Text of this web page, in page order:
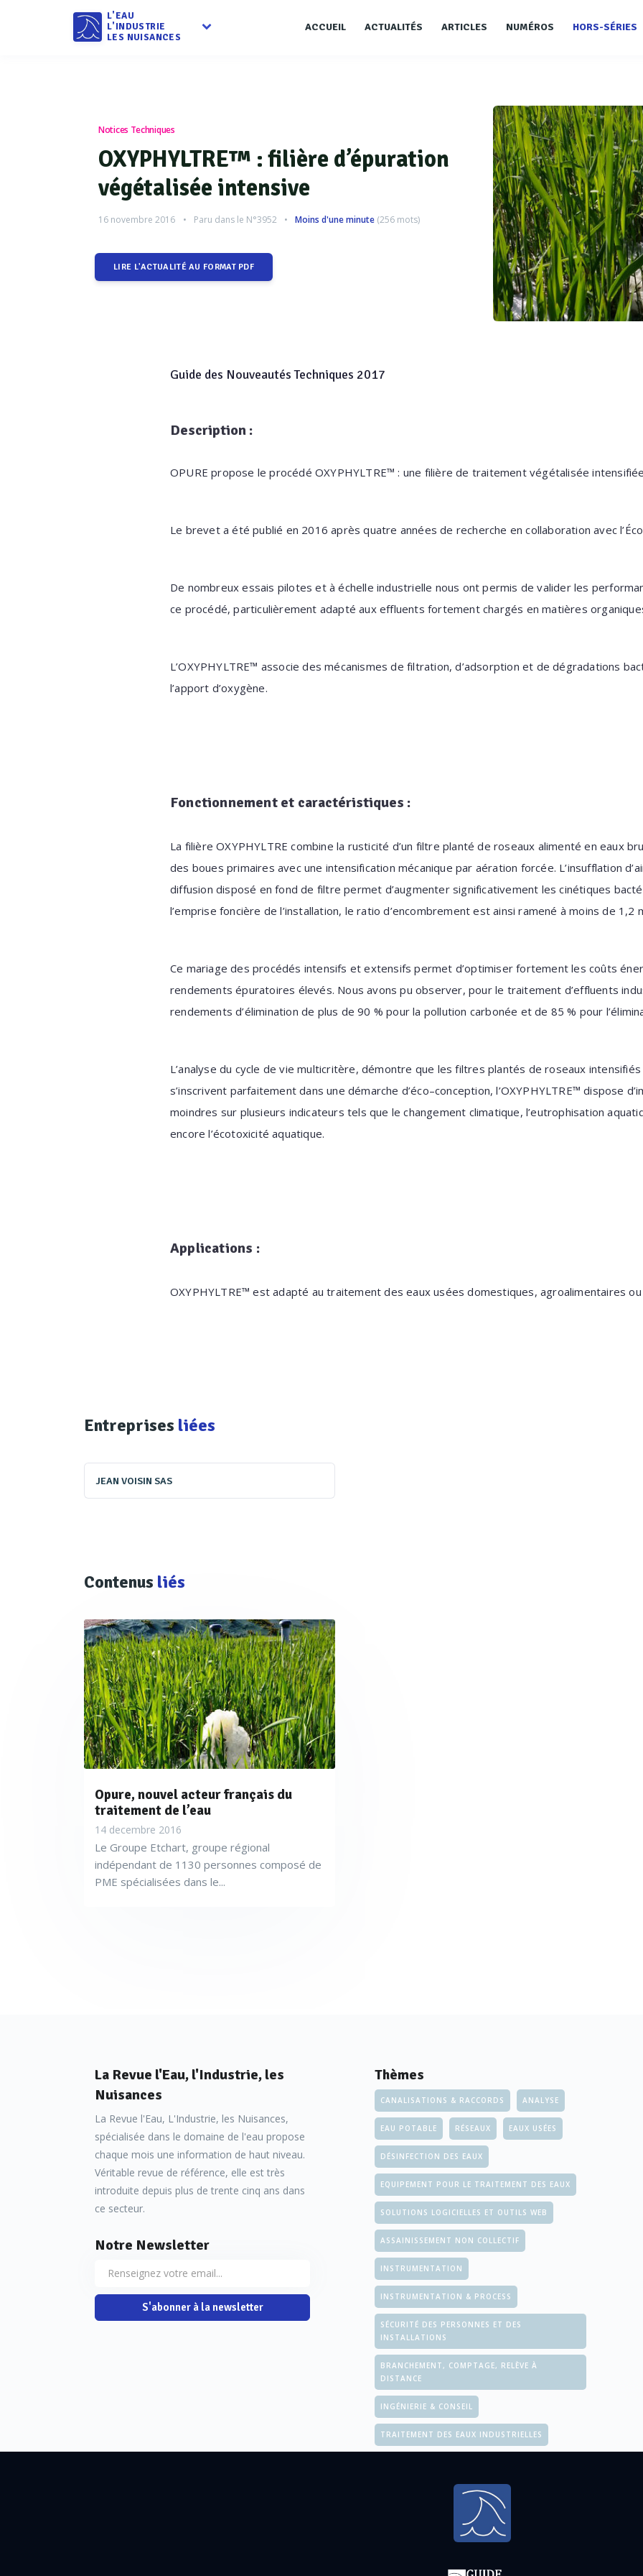
L'EAU
L'INDUSTRIE
LES NUISANCES
ACCUEIL ACTUALITÉS ARTICLES NUMÉROS HORS-SÉRIES
Notices Techniques
OXYPHYLTRE™ : filière d’épuration
végétalisée intensive
16 novembre 2016 Paru dans le N°3952 Moins d'une minute (256 mots)
LIRE L'ACTUALITÉ AU FORMAT PDF
Guide des Nouveautés Techniques 2017
Description :
OPURE propose le procédé OXYPHYLTRE™ : une filière de traitement végétalisée
Le brevet a été publié en 2016 après quatre annéesde recherche en collaboration avec
De nombreux essais pilotes et à échelle industrielle nous ont permis de valider les
ce procédé, particulièrement adapté aux effluents fortement chargés en matières
L’OXYPHYLTRE™ associe des mécanismes de filtration,d’adsorption et de dégradations
l’apport d’oxygène.
Fonctionnement et caractéristiques :
La filière OXYPHYLTRE combine la rusticité d’un filtre planté de roseaux alimenté en eaux
des boues primaires avec une intensification mécanique par aération forcée. L’insufflation
diffusion disposé en fond de filtre permet d’augmenter significativement lescinétiques
l’emprise foncière de l’installation, le ratio d’encombrementest ainsi ramené à moins de 1,2
Ce mariagedes procédés intensifs et extensifspermet d’optimiser fortement lescoûts
rendementsépuratoires élevés. Nousavons pu observer, pour le traitement d’effluents
rendements d’élimination de plus de 90 % pour la pollution carbonée et de 85 % pour
L’analyse du cycle de vie multicritère, démontre que les filtres plantés de roseaux
s’inscrivent parfaitement dans une démarche d’éco–conception, l’OXYPHYLTRE™dispose
moindres sur plusieurs indicateurs tels que le changement climatique, l’eutrophisation
encore l’écotoxicité aquatique.
Applications :
OXYPHYLTRE™ est adapté au traitement des eaux usées domestiques, agroalimentaires
Entreprises liées
JEAN VOISIN SAS
Contenus liés
Opure, nouvel acteur français du
traitement de l’eau
14 decembre 2016
Le Groupe Etchart, groupe régional
indépendant de 1130 personnes composé de
PME spécialisées dans le...
La Revue l'Eau, l'Industrie, les
Nuisances
La Revue l'Eau, L'Industrie, les Nuisances,
spécialisée dans le domaine de l'eau propose
chaque mois une information de haut niveau.
Véritable revue de référence, elle est très
introduite depuis plus de trente cinq ans dans
ce secteur.
Notre Newsletter
S'abonner à la newsletter
Thèmes
CANALISATIONS & RACCORDS ANALYSE
EAU POTABLE RÉSEAUX EAUX USÉES
DÉSINFECTION DES EAUX
EQUIPEMENT POUR LE TRAITEMENT DES EAUX
SOLUTIONS LOGICIELLES ET OUTILS WEB
ASSAINISSEMENT NON COLLECTIF
INSTRUMENTATION
INSTRUMENTATION & PROCESS
SÉCURITÉ DES PERSONNES ET DES
INSTALLATIONS
BRANCHEMENT, COMPTAGE, RELÈVE À
DISTANCE
INGÉNIERIE & CONSEIL
TRAITEMENT DES EAUX INDUSTRIELLES